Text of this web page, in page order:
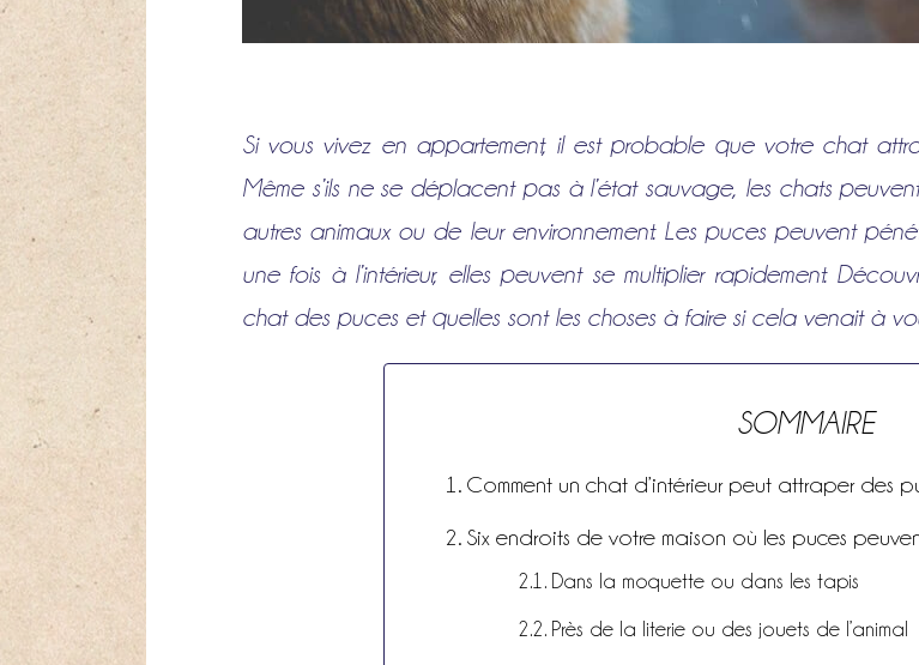
Si vous vivez en appartement, il est probable que votre chat
Même s’ils ne se déplacent pas à l’état sauvage, les chats
autres animaux ou de leur environnement. Les puces peuvent
une fois à l’intérieur, elles peuvent se multiplier rapidement.
chat des puces et quelles sont les choses à faire si cela venait à
SOMMAIRE
Comment un chat d’intérieur peut attraper des
Six endroits de votre maison où les puces
Dans la moquette ou dans les tapis
Près de la literie ou des jouets de l’animal